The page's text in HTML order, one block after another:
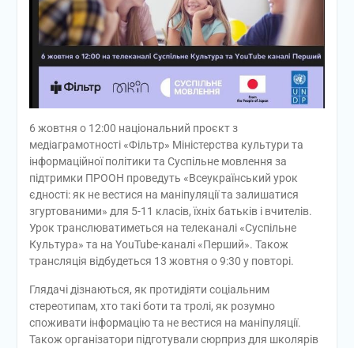
6 жовтня о 12:00 національний проєкт з
медіаграмотності «Фільтр» Міністерства культури та
інформаційної політики та Суспільне мовлення за
підтримки ПРООН проведуть «Всеукраїнський урок
єдності: як не вестися на маніпуляції та залишатися
згуртованими» для 5-11 класів, їхніх батьків і вчителів.
Урок транслюватиметься на телеканалі «Суспільне
Культура» та на YouTube-каналі «Перший». Також
трансляція відбудеться 13 жовтня о 9:30 у повторі.
Глядачі дізнаються, як протидіяти соціальним
стереотипам, хто такі боти та тролі, як розумно
споживати інформацію та не вестися на маніпуляції.
Також організатори підготували сюрприз для школярів